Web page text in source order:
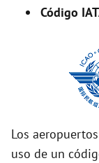
Código
Los
uso de un